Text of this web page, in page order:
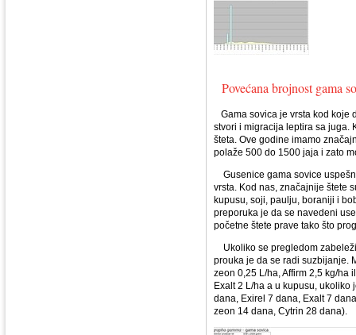
Povećana brojnost gama
Gama sovica je vrsta kod koje
stvori i migracija leptira sa juga.
šteta. Ove godine imamo
polaže 500 do 1500 jaja i zato
Gusenice gama sovice
vrsta. Kod nas, značajnije štete
kupusu, soji, paulju, boraniji i
preporuka je da se navedeni
početne štete prave tako što
Ukoliko se pregledom
prouka je da se radi suzbijanje.
zeon 0,25 L/ha, Affirm 2,5 kg/ha
Exalt 2 L/ha a u kupusu,
dana, Exirel 7 dana, Exalt 7
zeon 14 dana, Cytrin 28 dana).